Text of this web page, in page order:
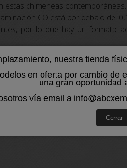
estas chimeneas contemporáneas.
CO está por debajo del
por lo que hay un formato
nuestra tienda
en oferta por cambio
una gran oportunidad
vía email a
Cerrar